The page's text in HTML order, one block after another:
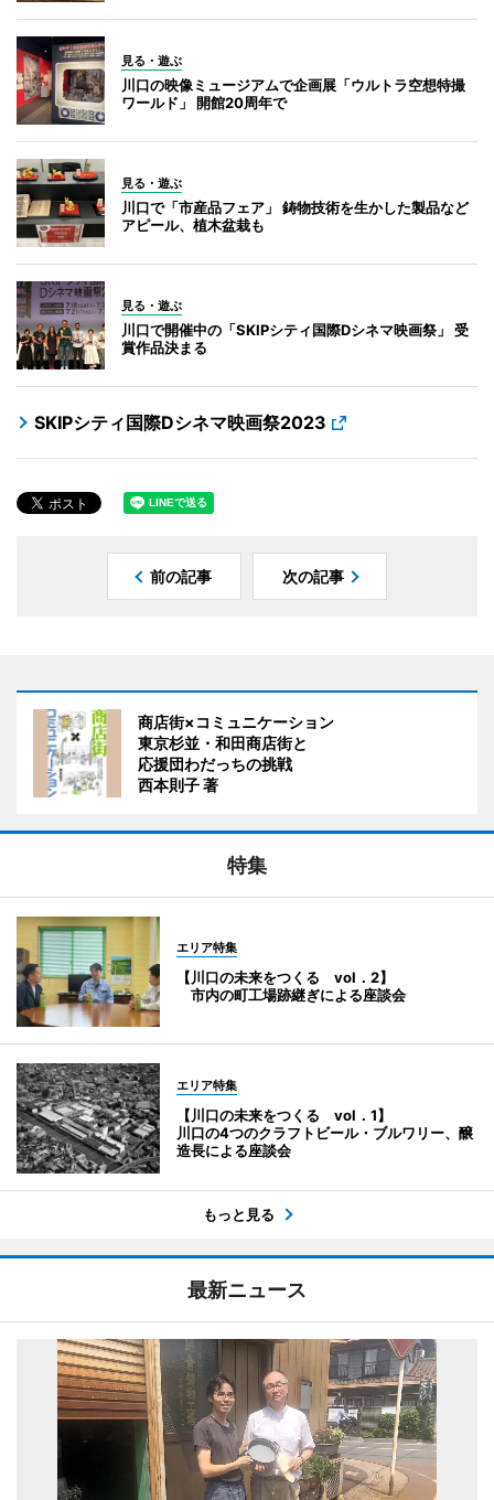
見る・遊ぶ
川口の映像ミュージアムで企画展「ウルトラ空想特撮
ワールド」 開館20周年で
見る・遊ぶ
川口で「市産品フェア」 鋳物技術を生かした製品など
アピール、植木盆栽も
見る・遊ぶ
川口で開催中の「SKIPシティ国際Dシネマ映画祭」 受
賞作品決まる
SKIPシティ国際Dシネマ映画祭2023
前の記事 次の記事
商店街×コミュニケーション
東京杉並・和田商店街と
応援団わだっちの挑戦
西本則子 著
特集
エリア特集
【川口の未来をつくる vol．2】
市内の町工場跡継ぎによる座談会
エリア特集
【川口の未来をつくる vol．1】
川口の4つのクラフトビール・ブルワリー、醸
造長による座談会
もっと見る
最新ニュース